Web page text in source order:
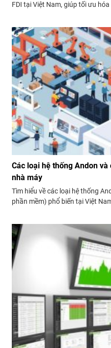
FDI tại Việt Nam, giúp tối ưu
năng giải pháp của Avani!
Các loại hệ thống Andon
nhà máy
Tìm hiểu về các loại hệ thống
phần mềm) phổ biến tại Việt
xuất của bạn.